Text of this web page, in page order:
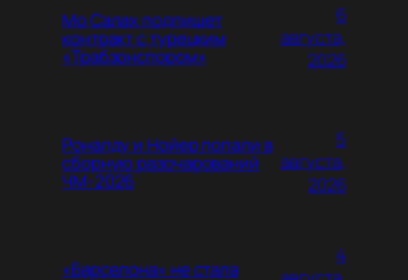
Мо Салах подпишет
контракт с турецким
«Трабзонспором»
6
августа,
2026
Роналду и Нойер попали в
сборную разочарований
ЧМ-2026
5
августа,
2026
«Барселона» не стала
4